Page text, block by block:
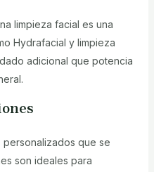
limpieza facial es una
Hydrafacial y limpieza
adicional que potencia
que se
son ideales para